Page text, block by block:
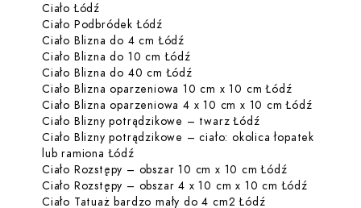
Zabiegi dla Ciało Łódź
Ciało Łódź
Ciało Podbródek Łódź
Ciało Blizna do 4 cm Łódź
Ciało Blizna do 10 cm ŁódźDowiedz się więcej o Ciało
Ciało Blizna do 40 cm ŁódźDowiedz się więcej o Ciało
Ciało Blizna oparzeniowa 10 cm x 10 cm ŁódźDowiedz się
Ciało Blizna oparzeniowa 4 x 10 cm x 10 cm Łódź
Ciało Blizny potrądzikowe – twarz ŁódźDowiedz się
Ciało Blizny potrądzikowe – ciało: okolica łopatek
lub ramiona ŁódźDowiedz się więcej o Ciało Blizny
Ciało Rozstępy – obszar 10 cm x 10 cm ŁódźDowiedz się
Ciało Rozstępy – obszar 4 x 10 cm x 10 cm ŁódźDowiedz
Ciało Tatuaż bardzo mały do 4 cm2 ŁódźDowiedz się